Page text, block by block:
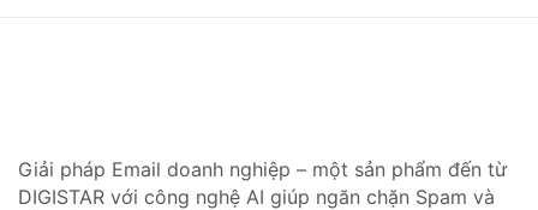
Giải pháp Email doanh nghiệp – một sản phẩm đến từ
DIGISTAR với công nghệ AI giúp ngăn chặn Spam và